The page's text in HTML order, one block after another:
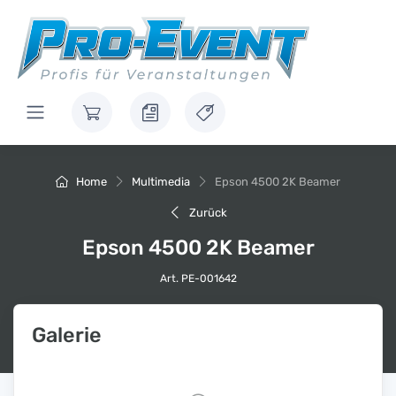
Home Multimedia Epson 4500 2K Beamer
Zurück
Epson 4500 2K Beamer
Art. PE-001642
Galerie